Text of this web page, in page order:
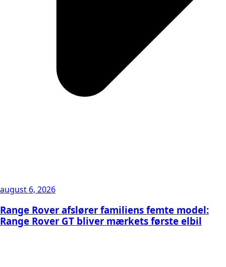
august 6, 2026
Range Rover afslører familiens femte model:
Range Rover GT bliver mærkets første elbil